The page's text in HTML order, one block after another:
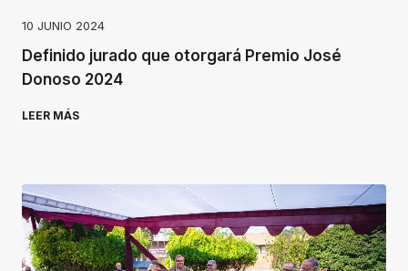
10 JUNIO 2024
Definido jurado que otorgará Premio José
Donoso 2024
LEER MÁS